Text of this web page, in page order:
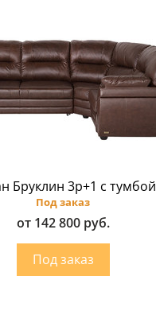
Бруклин 3p+1 с тумбой
Под заказ
от 142 800 руб.